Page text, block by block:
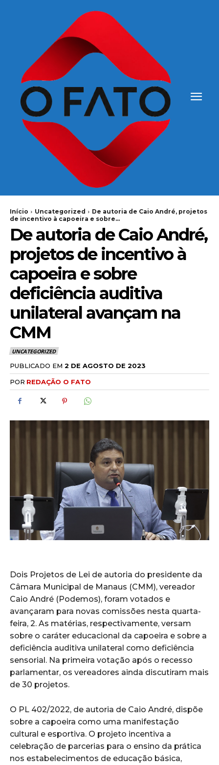
Início Uncategorized
De autoria de Caio André, projetos
de incentivo à capoeira e sobre...
De autoria de Caio André,
projetos de incentivo à
capoeira e sobre
deficiência auditiva
unilateral avançam na
CMM
UNCATEGORIZED
PUBLICADO EM 2 DE AGOSTO DE 2023
POR REDAÇÃO O FATO
Dois Projetos de Lei de autoria do presidente da
Câmara Municipal de Manaus (CMM), vereador
Caio André (Podemos), foram votados e
avançaram para novas comissões nesta quarta-
feira, 2. As matérias, respectivamente, versam
sobre o caráter educacional da capoeira e sobre a
deficiência auditiva unilateral como deficiência
sensorial. Na primeira votação após o recesso
parlamentar, os vereadores ainda discutiram mais
de 30 projetos.
O PL 402/2022, de autoria de Caio André, dispõe
sobre a capoeira como uma manifestação
cultural e esportiva. O projeto incentiva a
celebração de parcerias para o ensino da prática
nos estabelecimentos de educação básica,